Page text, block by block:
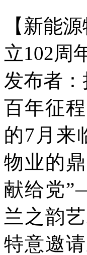
【新能
立102周
发布者
百年征
的7月来
物业的
献给党
兰之韵
特意邀